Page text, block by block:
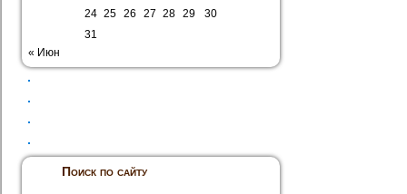
24 25 26 27 28 29
30
31
« Июн
Поиск по сайту